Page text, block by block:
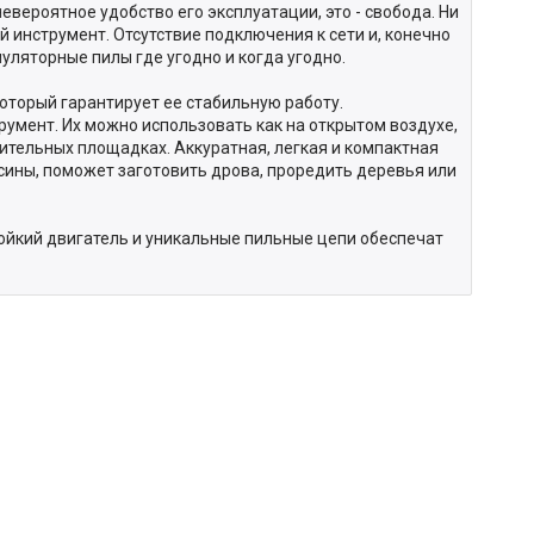
удобство его эксплуатации, это - свобода. Ни
Отсутствие подключения к сети и, конечно
пилы где угодно и когда угодно.
гарантирует ее стабильную работу.
Их можно использовать как на открытом воздухе,
площадках. Аккуратная, легкая и компактная
поможет заготовить дрова, проредить деревья или
двигатель и уникальные пильные цепи обеспечат